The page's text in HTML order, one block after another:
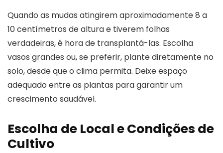
Quando as mudas atingirem aproximadamente 8 a
10 centímetros de altura e tiverem folhas
verdadeiras, é hora de transplantá-las. Escolha
vasos grandes ou, se preferir, plante diretamente no
solo, desde que o clima permita. Deixe espaço
adequado entre as plantas para garantir um
crescimento saudável.
Escolha de Local e Condições de
Cultivo